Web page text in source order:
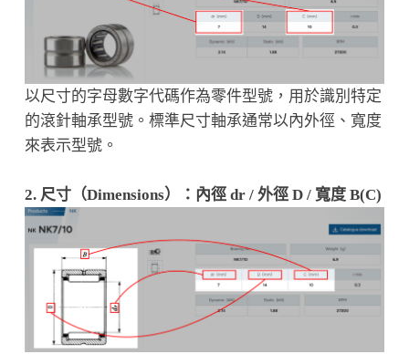
以尺寸的字母數字代碼作為零件型號，用於識別特定
的滾針軸承型號。標準尺寸軸承通常以內外徑、寬度
來表示型號。
2. 尺寸（Dimensions）：內徑 dr / 外徑 D / 寬度 B(C)